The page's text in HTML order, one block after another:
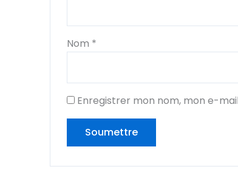
Nom *
Enregistrer mon nom, mon e-